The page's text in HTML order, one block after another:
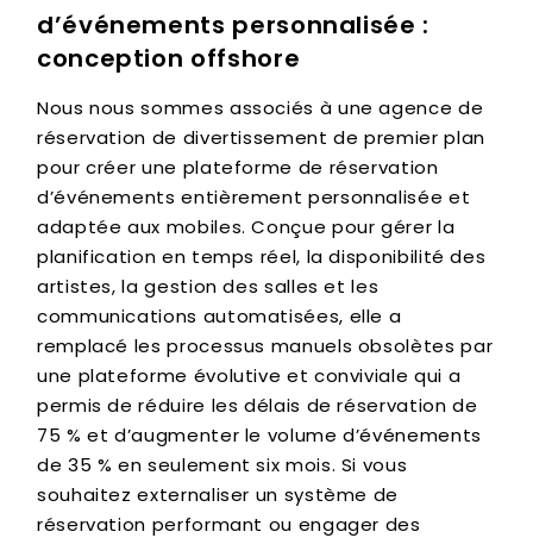
d’événements personnalisée :
conception offshore
Nous nous sommes associés à une agence de
réservation de divertissement de premier plan
pour créer une plateforme de réservation
d’événements entièrement personnalisée et
adaptée aux mobiles. Conçue pour gérer la
planification en temps réel, la disponibilité des
artistes, la gestion des salles et les
communications automatisées, elle a
remplacé les processus manuels obsolètes par
une plateforme évolutive et conviviale qui a
permis de réduire les délais de réservation de
75 % et d’augmenter le volume d’événements
de 35 % en seulement six mois. Si vous
souhaitez externaliser un système de
réservation performant ou engager des